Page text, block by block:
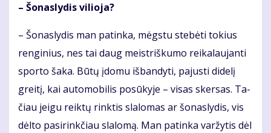
– Šo­nas­ly­dis vi­lio­ja?
– Šo­nas­ly­dis man pa­tin­ka, mėgs­tu ste­bė­ti to­kius
ren­gi­nius, nes tai daug meist­riš­ku­mo rei­ka­lau­jan­ti
spor­to ša­ka. Bū­tų įdo­mu iš­ban­dy­ti, pa­jus­ti di­de­lį
grei­tį, kai au­to­mo­bi­lis po­sū­ky­je – vi­sas sker­sas. Ta­
čiau jei­gu reik­tų rink­tis sla­lo­mas ar šo­nas­ly­dis, vis
dėl­to pa­si­rink­čiau sla­lo­mą. Man pa­tin­ka var­žy­tis dėl